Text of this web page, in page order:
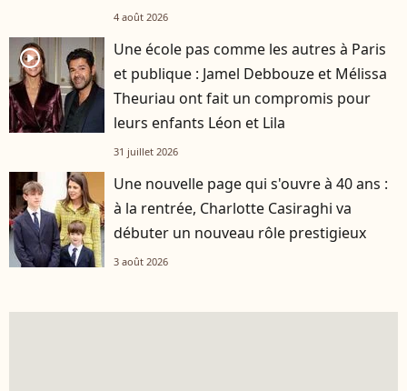
4 août 2026
player2
Une école pas comme les autres à Paris
et publique : Jamel Debbouze et Mélissa
Theuriau ont fait un compromis pour
leurs enfants Léon et Lila
31 juillet 2026
Une nouvelle page qui s'ouvre à 40 ans :
à la rentrée, Charlotte Casiraghi va
débuter un nouveau rôle prestigieux
3 août 2026